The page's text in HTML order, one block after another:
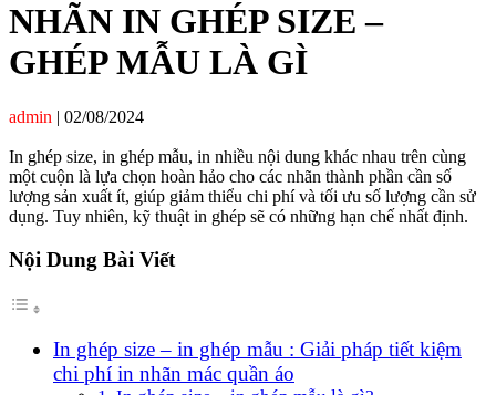
NHÃN IN GHÉP SIZE –
GHÉP MẪU LÀ GÌ
admin | 02/08/2024
In ghép size, in ghép mẫu, in nhiều nội dung khác nhau trên cùng
một cuộn là lựa chọn hoàn hảo cho các nhãn thành phần cần số
lượng sản xuất ít, giúp giảm thiểu chi phí và tối ưu số lượng cần sử
dụng. Tuy nhiên, kỹ thuật in ghép sẽ có những hạn chế nhất định.
Nội Dung Bài Viết
In ghép size – in ghép mẫu : Giải pháp tiết kiệm
chi phí in nhãn mác quần áo